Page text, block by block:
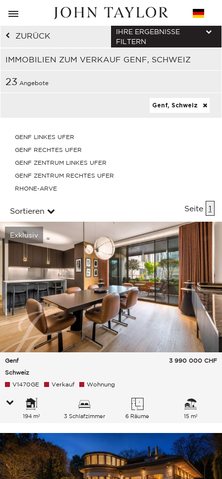
ZURÜCK
IMMOBILIEN ZUM VERKAUF GENF, SCHWEIZ
IHRE ERGEBNISSE
FILTERN
23 Angebote
Genf, Schweiz
GENF LINKES UFER
GENF RECHTES UFER
GENF ZENTRUM LINKES UFER
GENF ZENTRUM RECHTES UFER
RHONE-ARVE
Sortieren Seite 1
Exklusiv
Genf
Schweiz
3 990 000 CHF
V1470GE Verkauf Wohnung
194 m² 3 Schlafzimmer 6 Räume 15 m²